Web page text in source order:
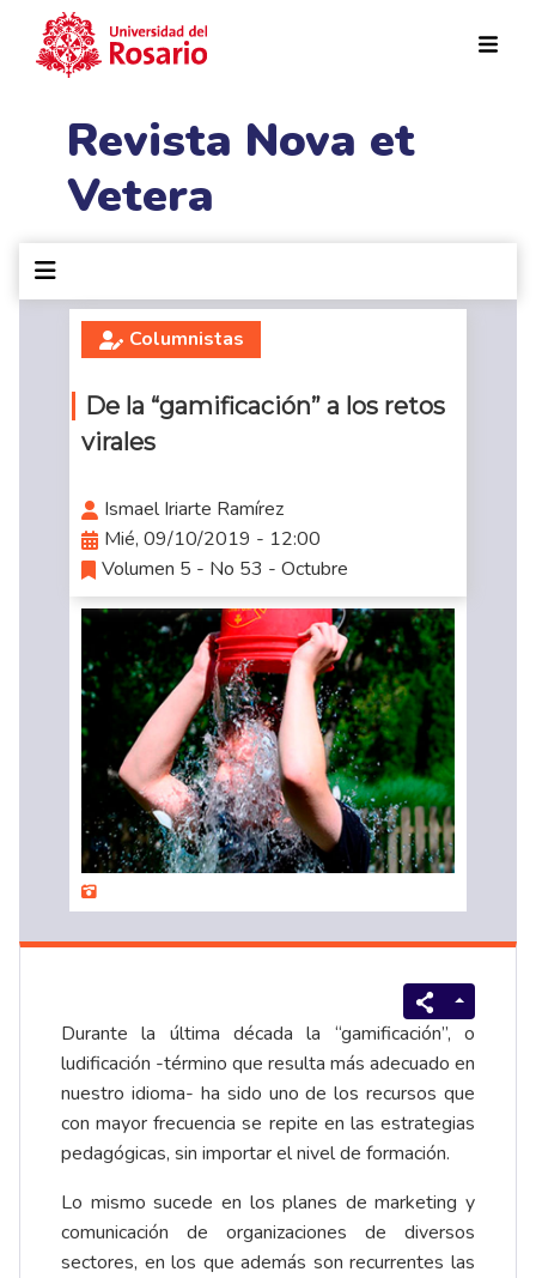
Revista Nova et
Vetera
Columnistas
De la “gamificación” a los retos
virales
Ismael Iriarte Ramírez
Mié, 09/10/2019 - 12:00
Volumen 5 - No 53 - Octubre
Durante la última década la “gamificación”, o
ludificación -término que resulta más adecuado en
nuestro idioma- ha sido uno de los recursos que
con mayor frecuencia se repite en las estrategias
pedagógicas, sin importar el nivel de formación.
Lo mismo sucede en los planes de marketing y
comunicación de organizaciones de diversos
sectores, en los que además son recurrentes las